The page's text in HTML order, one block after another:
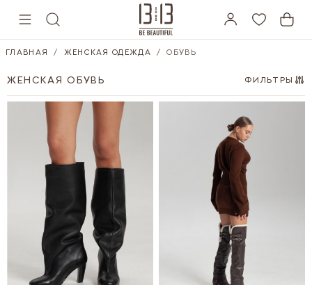
ГЛАВНАЯ / ЖЕНСКАЯ ОДЕЖДА / ОБУВЬ
ЖЕНСКАЯ ОБУВЬ ФИЛЬТРЫ